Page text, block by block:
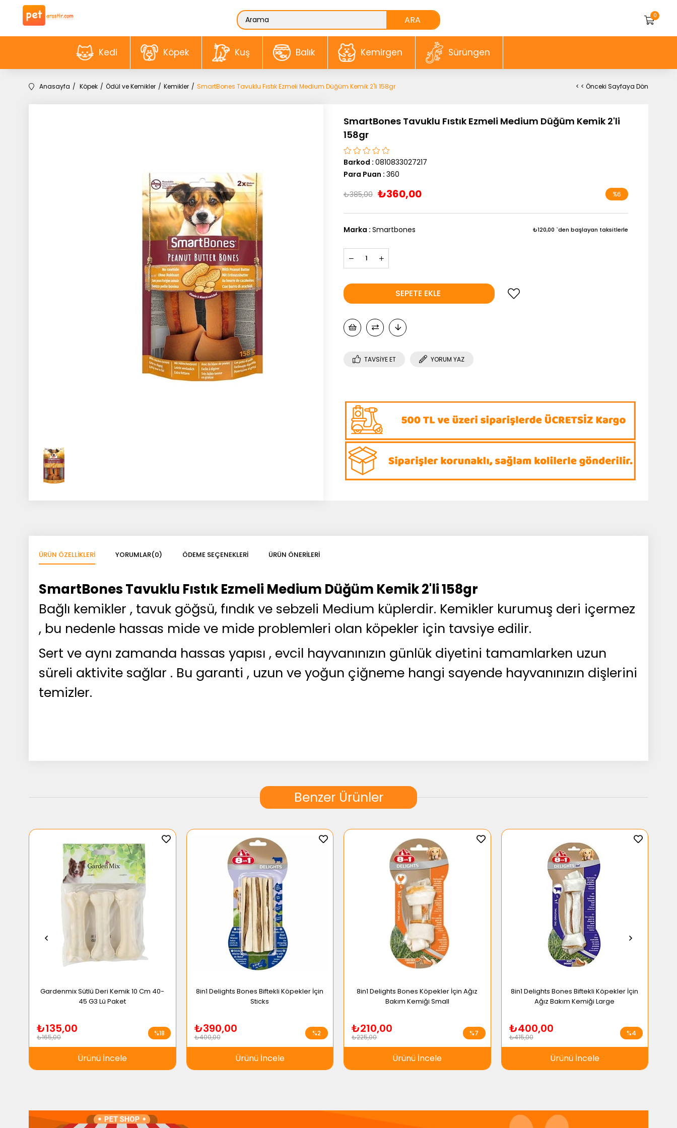
0
Kedi Köpek Kuş Balık Kemirgen Sürüngen
Anasayfa Köpek Ödül ve Kemikler Kemikler SmartBones Tavuklu Fıstık Ezmeli Medium Düğüm Kemik 2'li 158gr < < Önceki Sayfaya Dön
SmartBones Tavuklu Fıstık Ezmeli Medium Düğüm Kemik 2'li
158gr
Barkod : 0810833027217
Para Puan : 360
₺385,00 ₺360,00 %6
Marka : Smartbones ₺120,00 `den başlayan taksitlerle
TAVSIYE ET YORUM YAZ
ÜRÜN ÖZELLIKLERI YORUMLAR(0) ÖDEME SEÇENEKLERI ÜRÜN ÖNERILERI
SmartBones Tavuklu Fıstık Ezmeli Medium Düğüm Kemik 2'li 158gr
Bağlı kemikler , tavuk göğsü, fındık ve sebzeli Medium küplerdir. Kemikler kurumuş deri içermez
, bu nedenle hassas mide ve mide problemleri olan köpekler için tavsiye edilir.
Sert ve aynı zamanda hassas yapısı , evcil hayvanınızın günlük diyetini tamamlarken uzun
süreli aktivite sağlar . Bu garanti , uzun ve yoğun çiğneme hangi sayende hayvanınızın dişlerini
temizler.
Benzer Ürünler
Gardenmix Sütlü Deri Kemik 10 Cm 40-
45 G3 Lü Paket
₺135,00
₺165,00
Ürünü İncele
%18
8in1 Delights Bones Biftekli Köpekler İçin
Sticks
₺390,00
₺400,00
Ürünü İncele
%2
8in1 Delights Bones Köpekler İçin Ağız
Bakım Kemiği Small
₺210,00
₺225,00
Ürünü İncele
%7
8in1 Delights Bones Biftekli Köpekler İçin
Ağız Bakım Kemiği Large
₺400,00
₺415,00
Ürünü İncele
%4